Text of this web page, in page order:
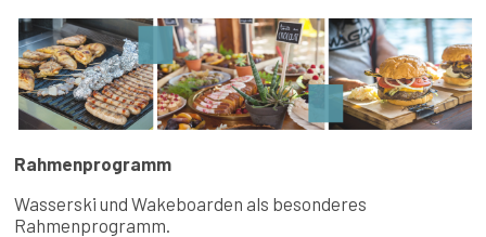
Rahmenprogramm
Wasserski und Wakeboarden als besonderes
Rahmenprogramm.